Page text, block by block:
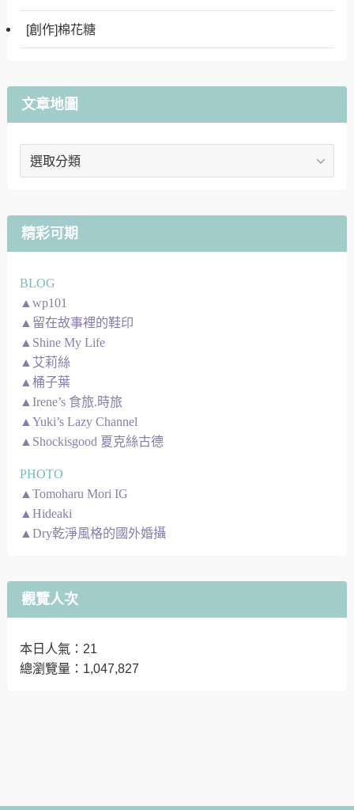
[創作]棉花糖
文章地圖
文
圖
精彩可期
BLOG
▲wp101
▲留在故事裡的鞋印
▲Shine My Life
▲艾莉絲
▲桶子葉
▲Irene’s 食旅.時旅
▲Yuki’s Lazy Channel
▲Shockisgood 夏克絲古德
PHOTO
▲Tomoharu Mori IG
▲Hideaki
▲Dry乾淨風格的國外婚攝
觀覽人次
本日人氣：21
總瀏覽量：1,047,827